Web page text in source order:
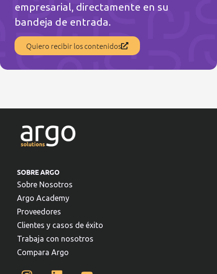
empresarial, directamente en su
bandeja de entrada.
Quiero recibir los contenidos
SOBRE ARGO
Sobre Nosotros
Argo Academy
Proveedores
Clientes y casos de éxito
Trabaja con nosotros
Compara Argo